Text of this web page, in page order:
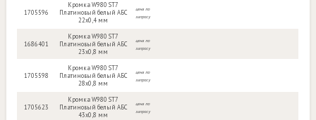
1705596
Кромка W980 ST7
Платиновый белый АБС
22x0,4 мм
цена по
запросу
1686401
Кромка W980 ST7
Платиновый белый АБС
23x0,8 мм
цена по
запросу
1705598
Кромка W980 ST7
Платиновый белый АБС
28x0,8 мм
цена по
запросу
1705623
Кромка W980 ST7
Платиновый белый АБС
43x0,8 мм
цена по
запросу